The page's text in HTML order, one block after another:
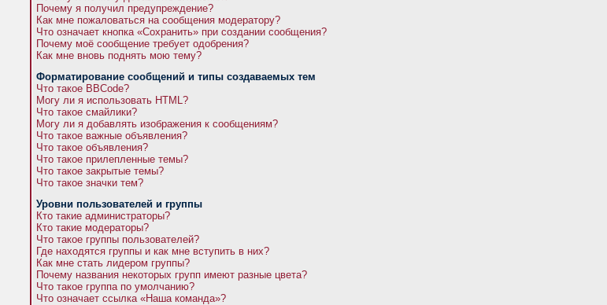
Почему я получил предупреждение?
Как мне пожаловаться на сообщения модератору?
Что означает кнопка «Сохранить» при создании сообщения?
Почему моё сообщение требует одобрения?
Как мне вновь поднять мою тему?
Форматирование сообщений и типы создаваемых тем
Что такое BBCode?
Могу ли я использовать HTML?
Что такое смайлики?
Могу ли я добавлять изображения к сообщениям?
Что такое важные объявления?
Что такое объявления?
Что такое прилепленные темы?
Что такое закрытые темы?
Что такое значки тем?
Уровни пользователей и группы
Кто такие администраторы?
Кто такие модераторы?
Что такое группы пользователей?
Где находятся группы и как мне вступить в них?
Как мне стать лидером группы?
Почему названия некоторых групп имеют разные цвета?
Что такое группа по умолчанию?
Что означает ссылка «Наша команда»?